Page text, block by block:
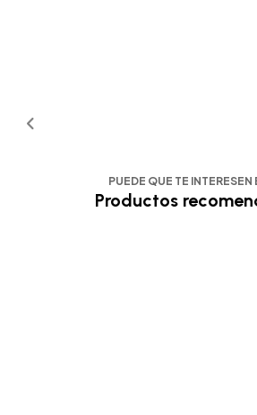
PUEDE QUE TE INTERESEN
Productos